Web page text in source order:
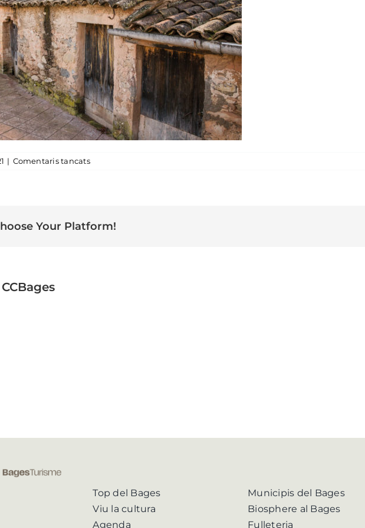
| Comentaris tancatsa Callús tines manxons pedra seca Bages
Your Platform!
CCBages
Top del Bages
Viu la cultura
Agenda
Municipis del Bages
Biosphere al Bages
Fulleteria